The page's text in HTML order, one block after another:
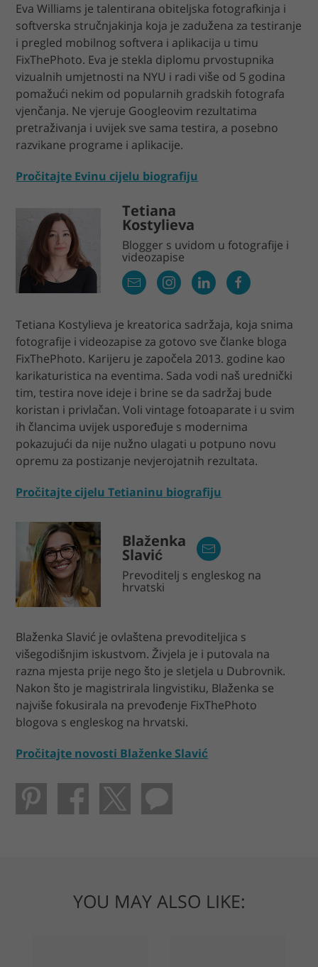
Eva Williams je talentirana obiteljska fotografkinja i
softverska stručnjakinja koja je zadužena za testiranje
i pregled mobilnog softvera i aplikacija u timu
FixThePhoto. Eva je stekla diplomu prvostupnika
vizualnih umjetnosti na NYU i radi više od 5 godina
pomažući nekim od popularnih gradskih fotografa
vjenčanja. Ne vjeruje Googleovim rezultatima
pretraživanja i uvijek sve sama testira, a posebno
razvikane programe i aplikacije.
Pročitajte Evinu cijelu biografiju
Tetiana
Kostylieva
Blogger s uvidom u fotografije i
videozapise
Tetiana Kostylieva je kreatorica sadržaja, koja snima
fotografije i videozapise za gotovo sve članke bloga
FixThePhoto. Karijeru je započela 2013. godine kao
karikaturistica na eventima. Sada vodi naš urednički
tim, testira nove ideje i brine se da sadržaj bude
koristan i privlačan. Voli vintage fotoaparate i u svim
ih člancima uvijek uspoređuje s modernima
pokazujući da nije nužno ulagati u potpuno novu
opremu za postizanje nevjerojatnih rezultata.
Pročitajte cijelu Tetianinu biografiju
Blaženka
Slavić
Prevoditelj s engleskog na
hrvatski
Blaženka Slavić je ovlaštena prevoditeljica s
višegodišnjim iskustvom. Živjela je i putovala na
razna mjesta prije nego što je sletjela u Dubrovnik.
Nakon što je magistrirala lingvistiku, Blaženka se
najviše fokusirala na prevođenje FixThePhoto
blogova s ​​engleskog na hrvatski.
Pročitajte novosti Blaženke Slavić
YOU MAY ALSO LIKE: